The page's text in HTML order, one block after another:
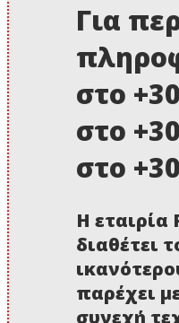
Για
στο
στο
στο
Η εταιρία
διαθέτει
παρέχει
συνεχή